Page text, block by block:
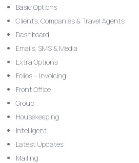
Basic Options
Clients, Companies & Travel Agents
Dashboard
Emails, SMS & Media
Extra Options
Folios – Invoicing
Front Office
Group
Housekeeping
Intelligent
Latest Updates
Mailing